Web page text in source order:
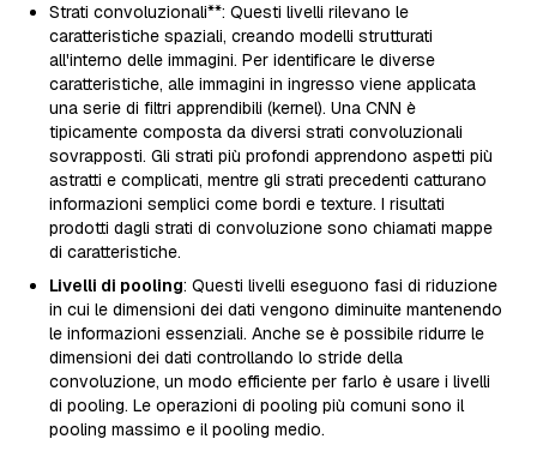
Strati convoluzionali**: Questi livelli rilevano le
caratteristiche spaziali, creando modelli strutturati
all'interno delle immagini. Per identificare le diverse
caratteristiche, alle immagini in ingresso viene applicata
una serie di filtri apprendibili (kernel). Una CNN è
tipicamente composta da diversi strati convoluzionali
sovrapposti. Gli strati più profondi apprendono aspetti più
astratti e complicati, mentre gli strati precedenti catturano
informazioni semplici come bordi e texture. I risultati
prodotti dagli strati di convoluzione sono chiamati mappe
di caratteristiche.
Livelli di pooling: Questi livelli eseguono fasi di riduzione
in cui le dimensioni dei dati vengono diminuite mantenendo
le informazioni essenziali. Anche se è possibile ridurre le
dimensioni dei dati controllando lo stride della
convoluzione, un modo efficiente per farlo è usare i livelli
di pooling. Le operazioni di pooling più comuni sono il
pooling massimo e il pooling medio.